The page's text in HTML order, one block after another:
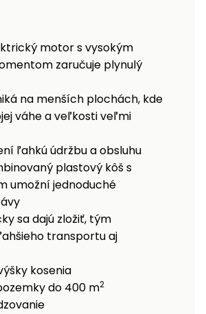
motor s vysokým
zaručuje plynulý
na menších plochách, kde
váhe a veľkosti veľmi
ľahkú údržbu a obsluhu
plastový kôš s
umožní jednoduché
sa dajú zložiť, tým
transportu aj
kosenia
do 400 m2